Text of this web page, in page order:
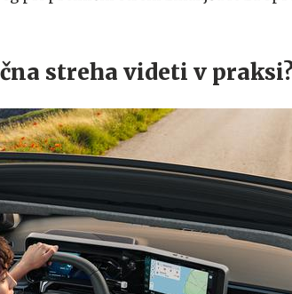
streha videti v